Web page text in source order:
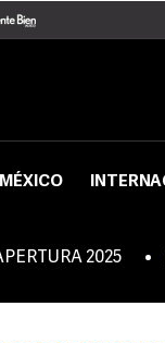
MÉXICO
2025